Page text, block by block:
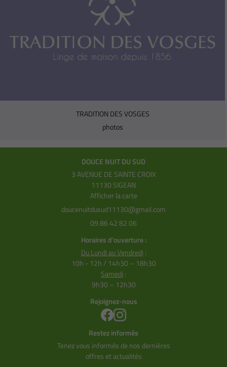
TRADITION DES VOSGES
photos
DOUCE NUIT DU SUD
3 AVENUE DE SAINTE CROIX
11130 SIGEAN
Afficher la carte
09 86 42 82 06
Horaires d'ouverture :
Du Lundi au Vendredi :
10h - 12h / 14h30 – 18h30
Samedi :
9h30 – 12h30
Rejoignez-nous
Restez informés
Tenez vous informés de nos dernières
offres et actualités